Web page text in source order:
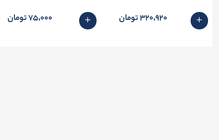
320٬920 تومان 75٬000 تومان